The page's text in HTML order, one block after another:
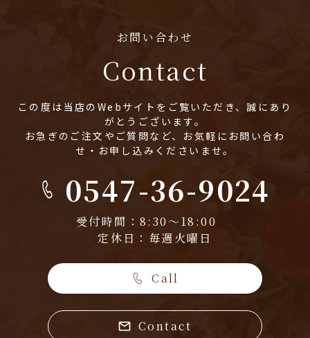
お問い合わせ
Contact
この度は当店のWebサイトをご覧いただき、誠にあり
がとうございます。
お急ぎのご注文やご質問など、お気軽にお問い合わ
せ・お申し込みくださいませ。
0547-36-9024
受付時間：8:30～18:00
定休日：毎週火曜日
Call
Contact